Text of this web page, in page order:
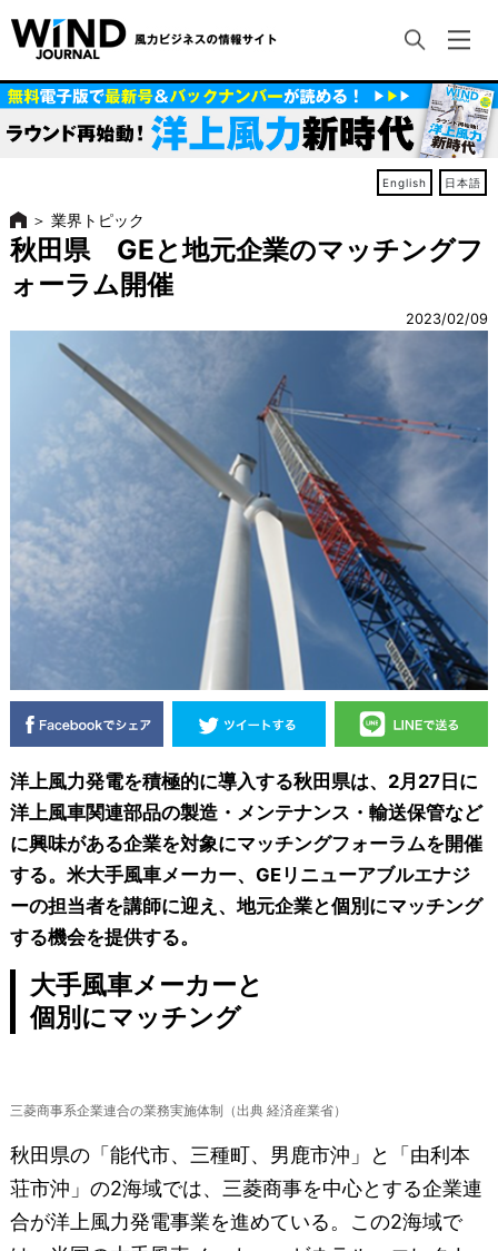
English 日本語
＞ 業界トピック
秋田県 GEと地元企業のマッチングフ
ォーラム開催
2023/02/09
洋上風力発電を積極的に導入する秋田県は、2月27日に
洋上風車関連部品の製造・メンテナンス・輸送保管など
に興味がある企業を対象にマッチングフォーラムを開催
する。米大手風車メーカー、GEリニューアブルエナジ
ーの担当者を講師に迎え、地元企業と個別にマッチング
する機会を提供する。
大手風車メーカーと
個別にマッチング
三菱商事系企業連合の業務実施体制（出典 経済産業省）
秋田県の「能代市、三種町、男鹿市沖」と「由利本
荘市沖」の2海域では、三菱商事を中心とする企業連
合が洋上風力発電事業を進めている。この2海域で